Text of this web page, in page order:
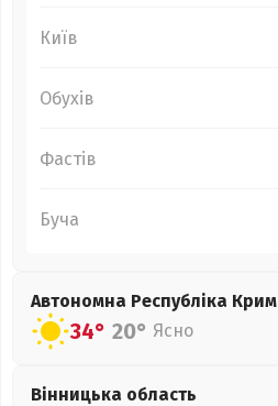
Київ
Обухів
Фастів
Буча
Автономна Республіка Крим
34° 20° Ясно
Вінницька область